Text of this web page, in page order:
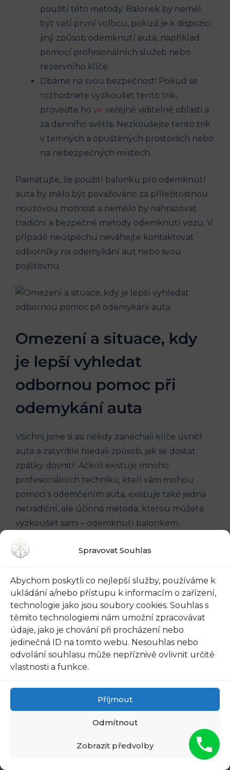
Spravovat Souhlas
Abychom poskytli co nejlepší služby, používáme k
ukládání a/nebo přístupu k informacím o zařízení,
technologie jako jsou soubory cookies. Souhlas s
těmito technologiemi nám umožní zpracovávat
údaje, jako je chování při procházení nebo
jedinečná ID na tomto webu. Nesouhlas nebo
odvolání souhlasu může nepříznivě ovlivnit určité
vlastnosti a funkce.
Příjmout
Odmítnout
Zobrazit předvolby
použití této metody. Balonek by neměl
být vaší ⁤první‌ volbou, pokud​ je k dispozici
jiný způsob⁣ odemknutí auta, například
pomocí profesionálních služeb nebo
rezervního⁢ klíče.
Dbáme na svou bezpečnost! Pokud se‌
rozhodnete vyzkoušet tento trik,
proveďte ho ve veřejně viditelné oblasti a
za ⁣denního světla. Nezkoušejte ⁣tento ​trik
v temných a opuštěných prostorách nebo
‌na nebezpečných ‌místech.
Pamatujte, že použití balonku pro odemknutí
⁢auta by‌ mělo být považováno za‌ příležitostnou
nouzovou možnost a nemělo by nahrazovat ​
tradiční a bezpečné metody odemknutí vozu. ‍V
případě neúspěchu neváhejte ‍kontaktovat
odborníky⁢ na ⁣odemykání aut nebo⁢ svou
pojišťovnu.
Omezení a situace, kdy
je lepší‍ vyhledat‍
odbornou pomoc při
odemykání auta
Všichni⁣ jsme si ‌asi někdy zanechali klíče uvnitř
auta a zatvrdile hledali způsob, jak‌ se dostat
zpátky dovnitř. Ačkoli ⁣existuje mnoho
⁤profesionálních techniků, kteří vám mohou
pomoci s odemčením auta, existuje také‍ jedna
netradiční, ale ⁤účinná metoda,​ kterou můžete
vyzkoušet sami – odemknutí balonkem.
Princip tohoto triku spočívá ve vytvoření
dostatečného tlaku ‌vzduchu uvnitř⁢ dveří auta,
divně, je to skutečně účinná technika, kterou
lze použít v případech, kdy jste zanechali klíče
uvnitř a nemáte žádný jiný způsob,⁣ jak ⁢se dostat
do svého vozu.
Proces⁢ začíná vzduchovým balonkem, který
vložíte mezi dveře auta a ráfky na okně. Poté ho
začnete pomalu foukat, abyste vytvořili tlak
zvyšujte ‍tlak, dokud se zámek neodemkne. Je
důležité dodržovat tuto techniku s opatrností a
pečlivostí, ⁤abyste nepoškodili okna nebo ráfky
Pamatujte ⁤si však, že⁢ odemčení auta balonkem